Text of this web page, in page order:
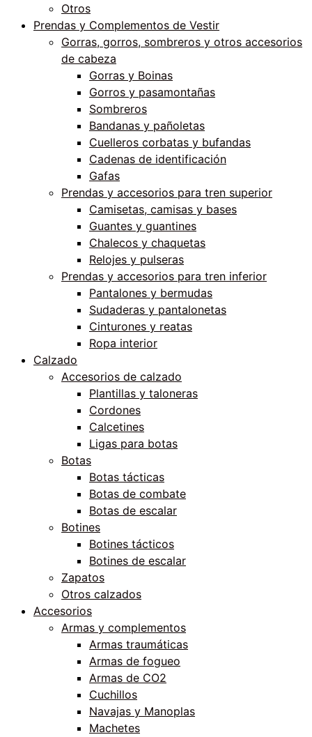
Otros
Prendas y Complementos de Vestir
Gorras, gorros, sombreros y otros accesorios
de cabeza
Gorras y Boinas
Gorros y pasamontañas
Sombreros
Bandanas y pañoletas
Cuelleros corbatas y bufandas
Cadenas de identificación
Gafas
Prendas y accesorios para tren superior
Camisetas, camisas y bases
Guantes y guantines
Chalecos y chaquetas
Relojes y pulseras
Prendas y accesorios para tren inferior
Pantalones y bermudas
Sudaderas y pantalonetas
Cinturones y reatas
Ropa interior
Calzado
Accesorios de calzado
Plantillas y taloneras
Cordones
Calcetines
Ligas para botas
Botas
Botas tácticas
Botas de combate
Botas de escalar
Botines
Botines tácticos
Botines de escalar
Zapatos
Otros calzados
Accesorios
Armas y complementos
Armas traumáticas
Armas de fogueo
Armas de CO2
Cuchillos
Navajas y Manoplas
Machetes